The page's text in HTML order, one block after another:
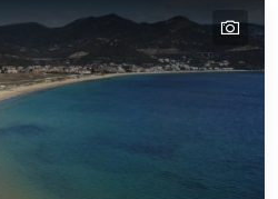
text
text
text
text
text